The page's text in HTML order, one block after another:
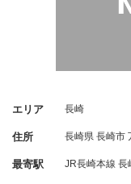
エリア 長崎
住所 長崎県 長崎市
最寄駅 JR長崎本線 長